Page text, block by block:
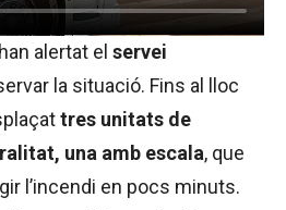
alertat el servei
la situació. Fins al lloc
tres unitats de
una amb escala, que
l’incendi en pocs minuts.